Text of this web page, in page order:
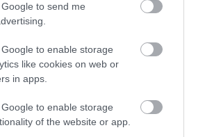
to send me
to enable storage
like cookies on web or
in apps.
to enable storage
of the website or app.
is!
York: Sarah Jessica Parker
nem hívták meg Kim
folytatására
York: eredetileg ennek a két
ajánlották fel Carrie